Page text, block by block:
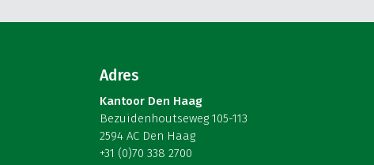
Adres
Kantoor Den Haag
Bezuidenhoutseweg 105-113
2594 AC Den Haag
+31 (0)70 338 2700